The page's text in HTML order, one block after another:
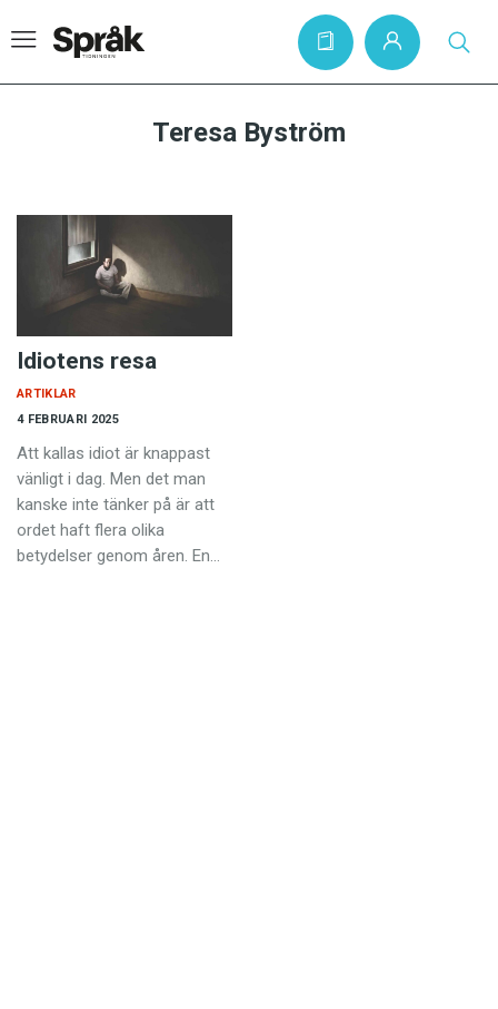
Artiklar
Krönikor
Språkfrågor
Skrivtips
Bokrecensioner
Kviss
Podden
Anmäl till språkpolisen
Föreslå nyord
Teresa Byström
Idiotens resa
4 FEBRUARI 2025
ARTIKLAR
Att kallas idiot är ­knappast
vänligt i dag. Men det man
kanske inte tänker på är att
ordet haft flera olika
betydelser genom åren. En…